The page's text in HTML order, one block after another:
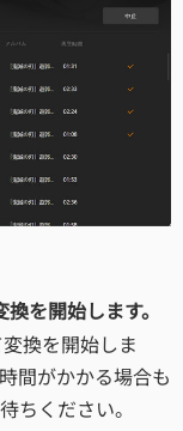
を開始します。
換を開始しま
間がかかる場合も
ちください。